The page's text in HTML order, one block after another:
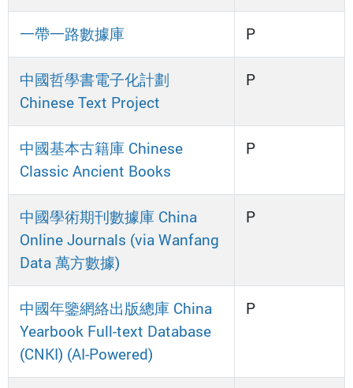
一帶一路數據庫 P
中國哲學書電子化計劃
Chinese Text Project
P
中國基本古籍庫 Chinese
Classic Ancient Books
P
中國學術期刊數據庫 China
Online Journals (via Wanfang
Data 萬方數據)
P
中國年鑒網絡出版總庫 China
Yearbook Full-text Database
(CNKI) (AI-Powered)
P